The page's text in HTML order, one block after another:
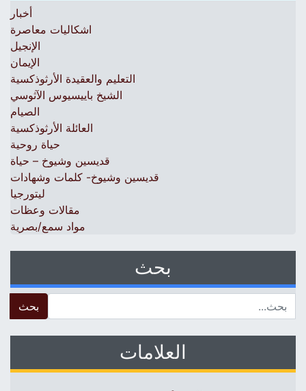
أخبار
اشكاليات معاصرة
الإنجيل
الإيمان
التعليم والعقيدة الأرثوذكسية
الشيخ باييسيوس الآثوسي
الصيام
العائلة الأرثوذكسية
حياة روحية
قديسين وشيوخ – حياة
قديسين وشيوخ- كلمات وشهادات
ليتورجيا
مقالات وعظات
مواد سمع/بصرية
بحث
العلامات